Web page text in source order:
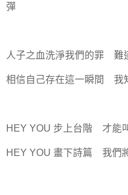
彈
人子之血洗淨我們的罪 難
相信自己存在這一瞬間 我
HEY YOU 步上台階 才能
HEY YOU 畫下詩篇 我們